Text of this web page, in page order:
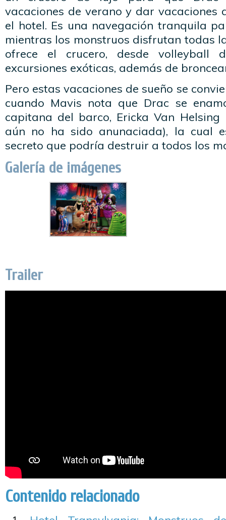
vacaciones de verano y dar vacaciones
el hotel. Es una navegación tranquila
mientras los monstruos disfrutan todas
ofrece el crucero, desde volleyball
excursiones exóticas, además de
Pero estas vacaciones de sueño se
cuando Mavis nota que Drac se
capitana del barco, Ericka Van
aún no ha sido anunaciada), la cual
secreto que podría destruir a todos los
Galería de imágenes
Trailer
Contenido relacionado